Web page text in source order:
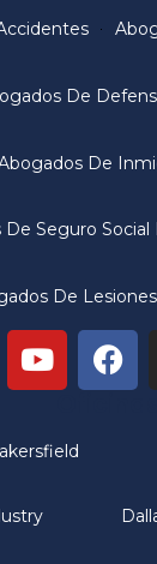
De
De
Seguro Social
De